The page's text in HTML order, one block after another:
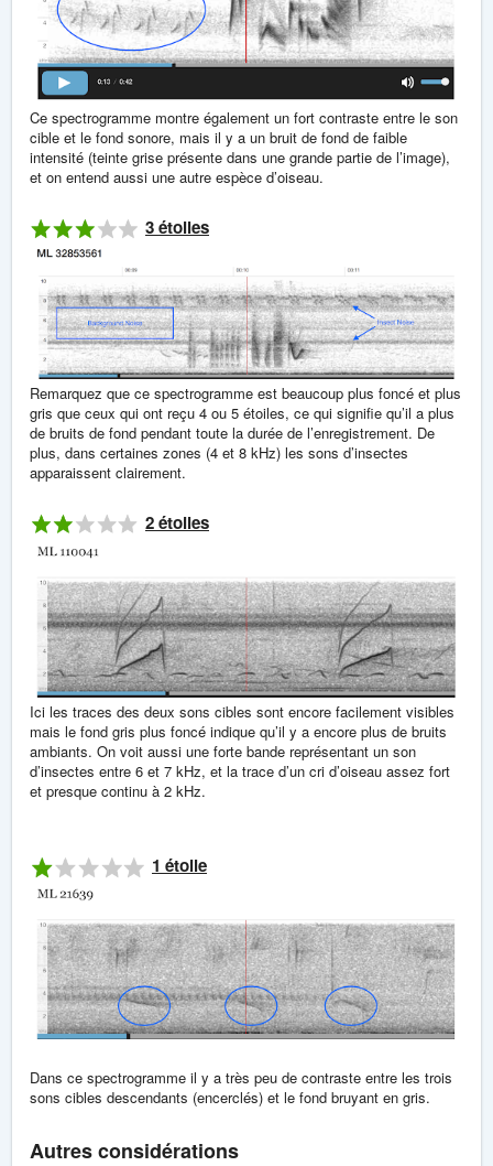
Ce spectrogramme montre également un fort contraste entre le son
cible et le fond sonore, mais il y a un bruit de fond de faible
intensité (teinte grise présente dans une grande partie de l’image),
et on entend aussi une autre espèce d’oiseau.
3 étoiles
Remarquez que ce spectrogramme est beaucoup plus foncé et plus
gris que ceux qui ont reçu 4 ou 5 étoiles, ce qui signifie qu’il a plus
de bruits de fond pendant toute la durée de l’enregistrement. De
plus, dans certaines zones (4 et 8 kHz) les sons d’insectes
apparaissent clairement.
2 étoiles
Ici les traces des deux sons cibles sont encore facilement visibles
mais le fond gris plus foncé indique qu’il y a encore plus de bruits
ambiants. On voit aussi une forte bande représentant un son
d’insectes entre 6 et 7 kHz, et la trace d’un cri d’oiseau assez fort
et presque continu à 2 kHz.
1 étoile
Dans ce spectrogramme il y a très peu de contraste entre les trois
sons cibles descendants (encerclés) et le fond bruyant en gris.
Autres considérations